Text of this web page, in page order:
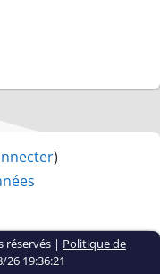
)
réservés | Politique de
26 19:36:21